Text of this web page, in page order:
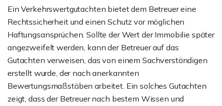
Ein Verkehrswertgutachten bietet dem Betreuer eine
Rechtssicherheit und einen Schutz vor möglichen
Haftungsansprüchen. Sollte der Wert der Immobilie später
angezweifelt werden, kann der Betreuer auf das
Gutachten verweisen, das von einem Sachverständigen
erstellt wurde, der nach anerkannten
Bewertungsmaßstäben arbeitet. Ein solches Gutachten
zeigt, dass der Betreuer nach bestem Wissen und